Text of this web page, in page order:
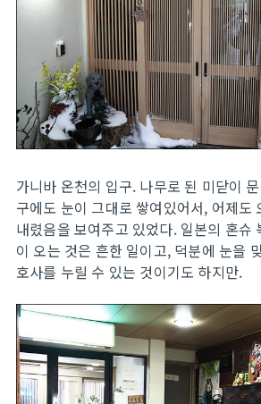
가니바 온천의 입구. 나무로 된 미닫이
구에도 눈이 그대로 쌓여있어서, 어제도
내렸음을 보여주고 있었다. 일본의 혼슈
이 오는 것은 흔한 일이고, 덕분에 눈을
호사를 누릴 수 있는 것이기도 하지만.